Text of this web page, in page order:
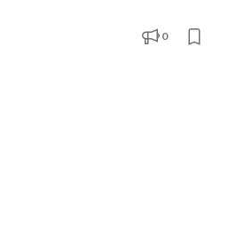
ーライティング ・リスティング広告
0